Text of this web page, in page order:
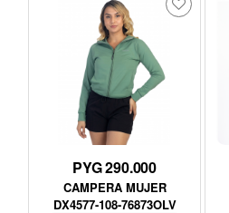
PYG 290.000
CAMPERA MUJER
DX4577-108-76873OLV